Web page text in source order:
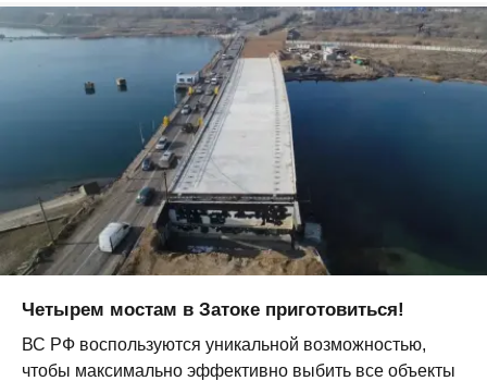
Четырем мостам в Затоке приготовиться!
ВС РФ воспользуются уникальной возможностью,
чтобы максимально эффективно выбить все объекты